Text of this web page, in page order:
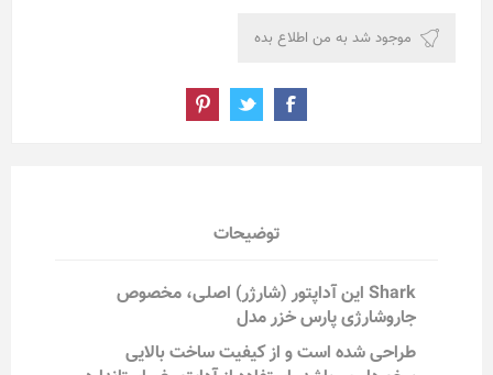
توضیحات
Shark این آداپتور (شارژر) اصلی، مخصوص
جاروشارژی پارس خزر مدل
طراحی شده است و از کیفیت ساخت بالایی